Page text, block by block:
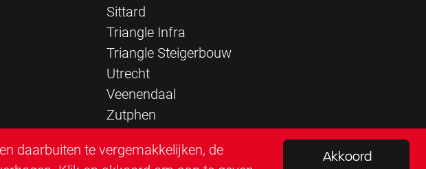
Sittard
Triangle Infra
Triangle Steigerbouw
Utrecht
Veenendaal
Zutphen
daarbuiten te vergemakkelijken, de
Akkoord